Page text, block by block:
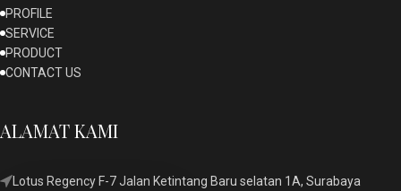
PROFILE
SERVICE
PRODUCT
CONTACT US
ALAMAT KAMI
Lotus Regency F-7 Jalan Ketintang Baru selatan 1A, Surabaya